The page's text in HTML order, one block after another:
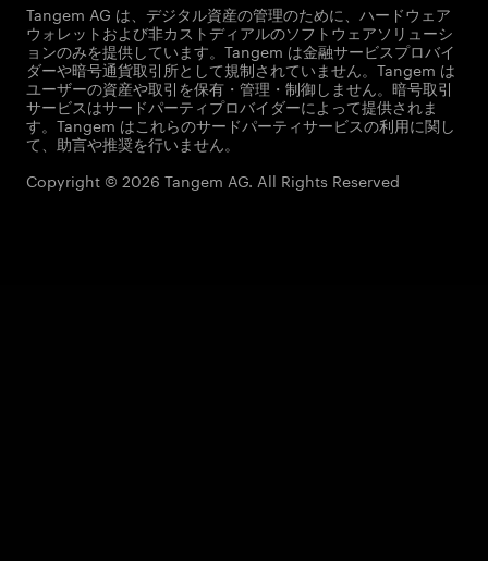
Tangem AG は、デジタル資産の管理のために、ハードウェア
ウォレットおよび非カストディアルのソフトウェアソリューシ
ョンのみを提供しています。Tangem は金融サービスプロバイ
ダーや暗号通貨取引所として規制されていません。Tangem は
ユーザーの資産や取引を保有・管理・制御しません。暗号取引
サービスはサードパーティプロバイダーによって提供されま
す。Tangem はこれらのサードパーティサービスの利用に関し
て、助言や推奨を行いません。